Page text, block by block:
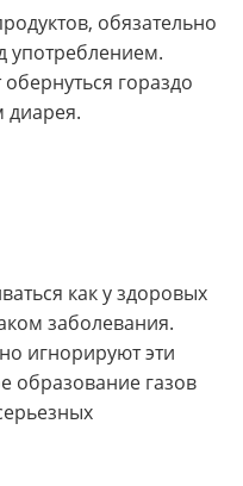
обязательно
употреблением.
гораздо
как у здоровых
заболевания.
игнорируют эти
газов